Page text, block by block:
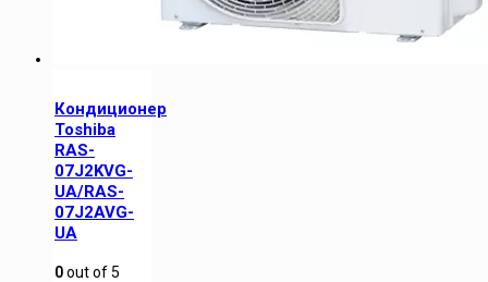
Кондиционер
Toshiba
RAS-
07J2KVG-
UA/RAS-
07J2AVG-
UA
0out of5